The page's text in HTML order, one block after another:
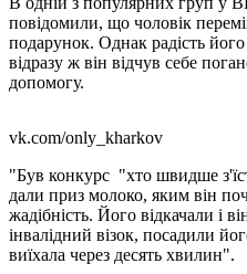
повідомили, що чоловік
подарунок. Однак радість
відразу ж він відчув себе
допомогу.
vk.com/only_kharkov
"Був конкурс "хто швидше
дали приз молоко, яким він
жадібність. Його відкачали і
інвалідний візок, посадили
виїхала через десять хвилин".